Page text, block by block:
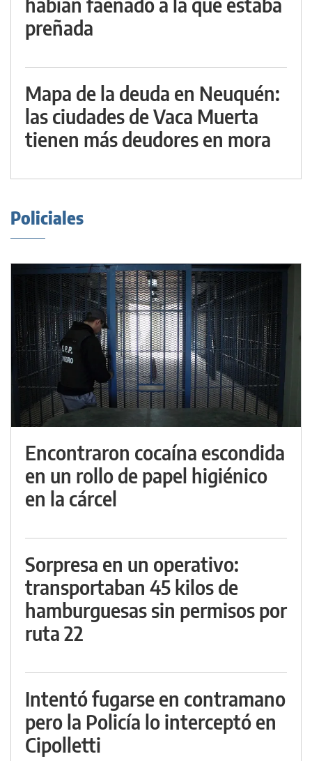
preñada
Mapa de la deuda en Neuquén:
las ciudades de Vaca Muerta
tienen más deudores en mora
Policiales
Encontraron cocaína escondida
en un rollo de papel higiénico
en la cárcel
Sorpresa en un operativo:
transportaban 45 kilos de
hamburguesas sin permisos por
ruta 22
Intentó fugarse en contramano
pero la Policía lo interceptó en
Cipolletti